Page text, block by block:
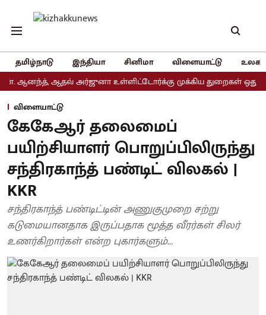
தமிழ்நாடு இந்தியா சினிமா விளையாட்டு
ஆதவ் அர்ஜுனா உள்ளிட்டோர்க்கு முக்கிய துறைகள் ஒதுக்கீடு
விளையாட்டு
கேகேஆர் தலைமைப்
பயிற்சியாளர் பொறுப்பிலிருந்து
சந்திரகாந்த் பண்டிட் விலகல் |
KKR
சந்திரகாந்த் பண்டிட்டின் அணுகுமுறை சற்று
கடுமையானதாக இருப்பதாக மூத்த வீரர்கள் சிலர்
உணர்கிறார்கள் என்ற புகார்களும்...